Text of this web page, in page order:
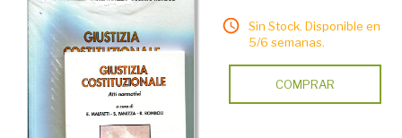
Sin Stock. Disponible en
5/6 semanas.
COMPRAR